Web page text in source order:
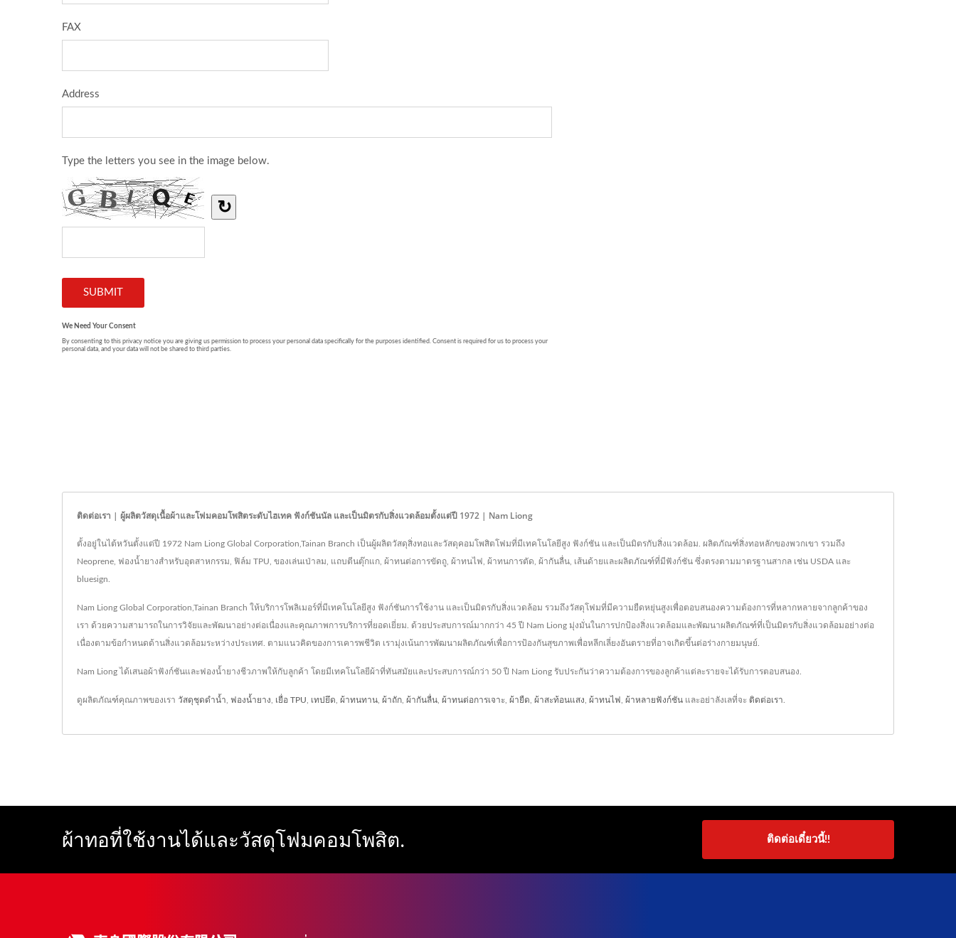
ติดต่อเรา | ผู้ผลิตวัสดุเนื้อผ้าและโฟมคอมโพสิตระดับไฮเทค ฟังก์ชันนัล และเป็นมิตรกับสิ่งแวดล้อมตั้งแต่ปี 1972 | Nam Liong
ตั้งอยู่ในไต้หวันตั้งแต่ปี 1972 Nam Liong Global Corporation,Tainan Branch เป็นผู้ผลิตวัสดุสิ่งทอและวัสดุคอมโพสิตโฟมที่มีเทคโนโลยีสูง ฟังก์ชัน และเป็นมิตรกับสิ่งแวดล้อม. ผลิตภัณฑ์สิ่งทอหลักของพวกเขา รวมถึง
Neoprene, ฟองน้ำยางสำหรับอุตสาหกรรม, ฟิล์ม TPU, ของเล่นเป่าลม, แถบตีนตุ๊กแก, ผ้าทนต่อการขัดถู, ผ้าทนไฟ, ผ้าทนการตัด, ผ้ากันลื่น, เส้นด้ายและผลิตภัณฑ์ที่มีฟังก์ชัน ซึ่งตรงตามมาตรฐานสากล เช่น USDA และ
bluesign.
Nam Liong Global Corporation,Tainan Branch ให้บริการโพลิเมอร์ที่มีเทคโนโลยีสูง ฟังก์ชันการใช้งาน และเป็นมิตรกับสิ่งแวดล้อม รวมถึงวัสดุโฟมที่มีความยืดหยุ่นสูงเพื่อตอบสนองความต้องการที่หลากหลายจากลูกค้าของ
เรา ด้วยความสามารถในการวิจัยและพัฒนาอย่างต่อเนื่องและคุณภาพการบริการที่ยอดเยี่ยม. ด้วยประสบการณ์มากกว่า 45 ปี Nam Liong มุ่งมั่นในการปกป้องสิ่งแวดล้อมและพัฒนาผลิตภัณฑ์ที่เป็นมิตรกับสิ่งแวดล้อมอย่างต่อ
เนื่องตามข้อกำหนดด้านสิ่งแวดล้อมระหว่างประเทศ. ตามแนวคิดของการเคารพชีวิต เรามุ่งเน้นการพัฒนาผลิตภัณฑ์เพื่อการป้องกันสุขภาพเพื่อหลีกเลี่ยงอันตรายที่อาจเกิดขึ้นต่อร่างกายมนุษย์.
Nam Liong ได้เสนอผ้าฟังก์ชันและฟองน้ำยางชีวภาพให้กับลูกค้า โดยมีเทคโนโลยีผ้าที่ทันสมัยและประสบการณ์กว่า 50 ปี Nam Liong รับประกันว่าความต้องการของลูกค้าแต่ละรายจะได้รับการตอบสนอง.
ดูผลิตภัณฑ์คุณภาพของเรา วัสดุชุดดำน้ำ ฟองน้ำยาง เยื่อ TPU เทปยึด ผ้าทนทาน ผ้าถัก ผ้ากันลื่น ผ้าทนต่อการเจาะ ผ้ายืด ผ้าสะท้อนแสง ผ้าทนไฟ ผ้าหลายฟังก์ชัน และอย่าลังเลที่จะ ติดต่อเรา
ผ้าทอที่ใช้งานได้และวัสดุโฟมคอมโพสิต. ติดต่อเดี๋ยวนี้!!